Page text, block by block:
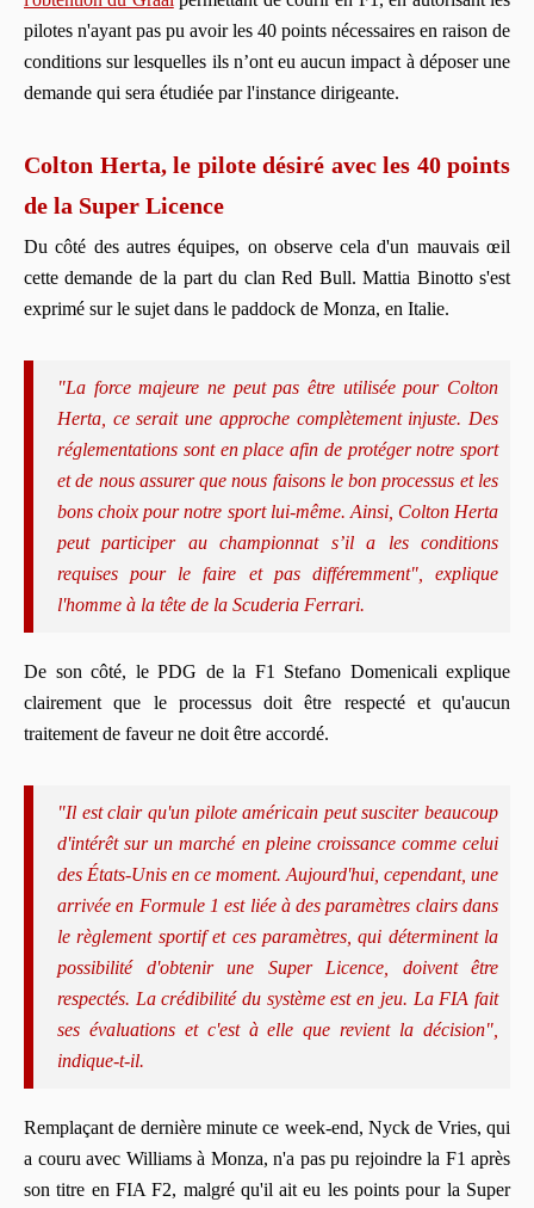
pilotes n'ayant pas pu avoir les 40 points nécessaires en raison de
conditions sur lesquelles ils n’ont eu aucun impact à déposer une
demande qui sera étudiée par l'instance dirigeante.
Colton Herta, le pilote désiré avec les 40 points
de la Super Licence
Du côté des autres équipes, on observe cela d'un mauvais œil
cette demande de la part du clan Red Bull. Mattia Binotto s'est
exprimé sur le sujet dans le paddock de Monza, en Italie.
"La force majeure ne peut pas être utilisée pour Colton
Herta, ce serait une approche complètement injuste. Des
réglementations sont en place afin de protéger notre sport
et de nous assurer que nous faisons le bon processus et les
bons choix pour notre sport lui-même. Ainsi, Colton Herta
peut participer au championnat s’il a les conditions
requises pour le faire et pas différemment", explique
l'homme à la tête de la Scuderia Ferrari.
De son côté, le PDG de la F1 Stefano Domenicali explique
clairement que le processus doit être respecté et qu'aucun
traitement de faveur ne doit être accordé.
"Il est clair qu'un pilote américain peut susciter beaucoup
d'intérêt sur un marché en pleine croissance comme celui
des États-Unis en ce moment. Aujourd'hui, cependant, une
arrivée en Formule 1 est liée à des paramètres clairs dans
le règlement sportif et ces paramètres, qui déterminent la
possibilité d'obtenir une Super Licence, doivent être
respectés. La crédibilité du système est en jeu. La FIA fait
ses évaluations et c'est à elle que revient la décision",
indique-t-il.
Remplaçant de dernière minute ce week-end, Nyck de Vries, qui
a couru avec Williams à Monza, n'a pas pu rejoindre la F1 après
son titre en FIA F2, malgré qu'il ait eu les points pour la Super